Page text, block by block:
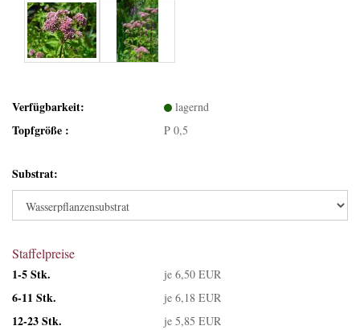
Verfügbarkeit: lagernd
Topfgröße : P 0,5
Substrat:
Staffelpreise
1-5 Stk.
je 6,50 EUR
6-11 Stk. je 6,18 EUR
12-23 Stk. je 5,85 EUR